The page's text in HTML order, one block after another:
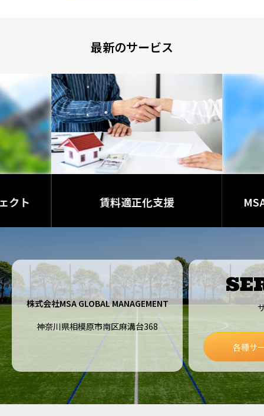
最新のサービス
クト 賃料適正化支援
株式会社MSA GLOBAL MANAGEMENT
神奈川県相模原市南区麻溝台368
各種サ